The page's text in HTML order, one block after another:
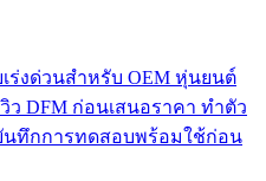
ร่งด่วนสำหรับ OEM หุ่นยนต์
DFM ก่อนเสนอราคา ทำตัว
นทึกการทดสอบพร้อมใช้ก่อน